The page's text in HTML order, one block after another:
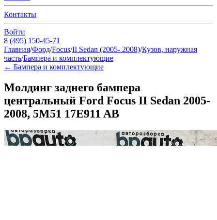
Контакты
Войти
8 (495) 150-45-71
Главная/Форд/Focus/II Sedan (2005- 2008)/Кузов, наружная
часть/Бампера и комплектующие
← Бампера и комплектующие
Молдинг заднего бампера
центральный Ford Focus II Sedan 2005-
2008, 5M51 17E911 AB